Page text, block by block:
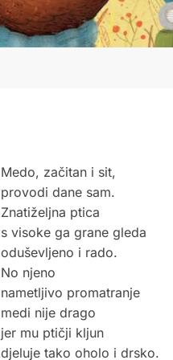
Medo, začitan i sit,
provodi dane sam.
Znatiželjna ptica
s visoke ga grane gleda
oduševljeno i rado.
No njeno
nametljivo promatranje
medi nije drago
jer mu ptičji kljun
djeluje tako oholo i drsko.